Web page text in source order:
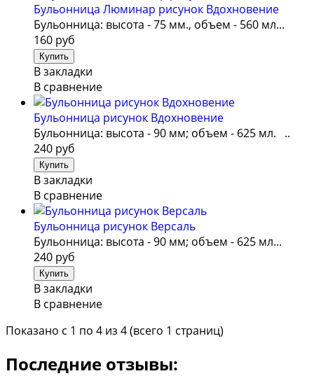
Бульонница Люминар рисунок Вдохновение
Бульонница: высота - 75 мм., объем - 560 мл...
160 руб
В закладки
В сравнение
Бульонница рисунок Вдохновение
Бульонница: высота - 90 мм; объем - 625 мл. ..
240 руб
В закладки
В сравнение
Бульонница рисунок Версаль
Бульонница: высота - 90 мм; объем - 625 мл...
240 руб
В закладки
В сравнение
Показано с 1 по 4 из 4 (всего 1 страниц)
Последние отзывы: